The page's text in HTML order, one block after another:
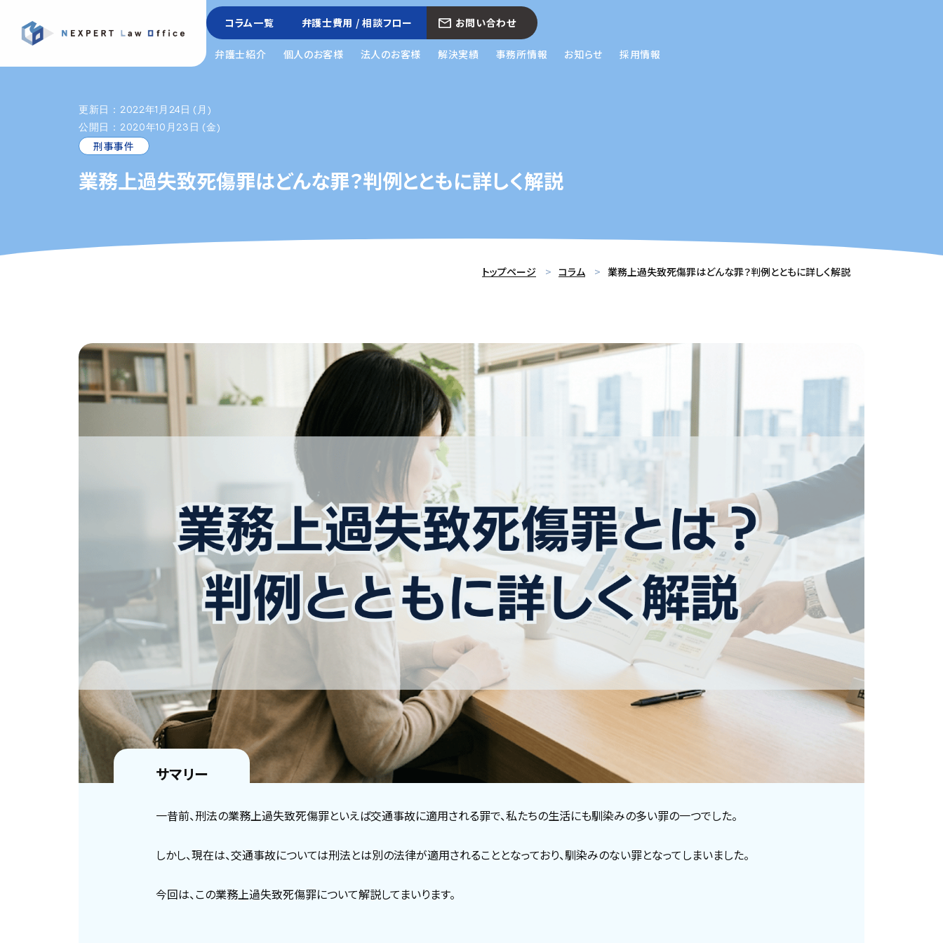
コラム一覧 弁護士費用 / 相談フロー お問い合わせ
弁護士紹介 個人のお客様 法人のお客様 解決実績 事務所情報 お知らせ 採用情報
更新日：2022年1月24日 (月)
公開日：2020年10月23日 (金)
刑事事件
業務上過失致死傷罪はどんな罪？判例とともに詳しく解説
トップページ コラム 業務上過失致死傷罪はどんな罪？判例とともに詳しく解説
サマリー
一昔前、刑法の業務上過失致死傷罪といえば交通事故に適用される罪で、私たちの生活にも馴染みの多い罪の一つでした。
しかし、現在は、交通事故については刑法とは別の法律が適用されることとなっており、馴染みのない罪となってしまいました。
今回は、この業務上過失致死傷罪について解説してまいります。